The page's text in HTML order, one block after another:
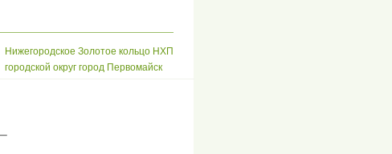
Нижегородское Золотое кольцо НХП
городской округ город Первомайск